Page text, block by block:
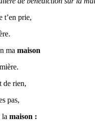
t’en prie,
mamaison
de rien,
pas,
lamaison :